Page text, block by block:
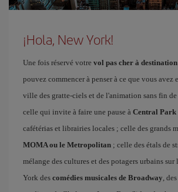
¡Hola, New York!
Une fois réservé votre vol pas cher à
pouvez commencer à penser à ce que vous avez
ville des gratte-ciels et de l'animation sans fin de
celle qui invite à faire une pause à Central Park
cafétérias et librairies locales ; celle des grands
MOMA ou le Metropolitan ; celle des étals de
mélange des cultures et des potagers urbains
York des comédies musicales de Broadway,